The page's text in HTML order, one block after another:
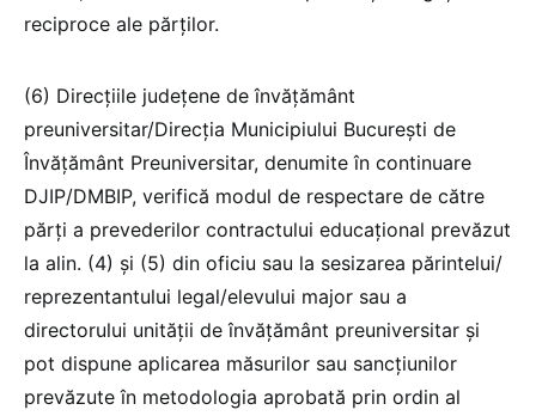
reciproce ale părților.
(6) Direcțiile județene de învățământ
preuniversitar/Direcția Municipiului București de
Învățământ Preuniversitar, denumite în continuare
DJIP/DMBIP, verifică modul de respectare de către
părți a prevederilor contractului educațional prevăzut
la alin. (4) și (5) din oficiu sau la sesizarea părintelui/
reprezentantului legal/elevului major sau a
directorului unității de învățământ preuniversitar și
pot dispune aplicarea măsurilor sau sancțiunilor
prevăzute în metodologia aprobată prin ordin al